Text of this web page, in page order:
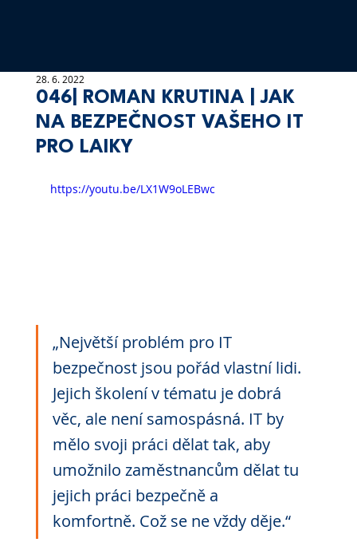
046| ROMAN KRUTINA | JAK
NA BEZPEČNOST VAŠEHO IT
PRO LAIKY
28. 6. 2022
https://youtu.be/LX1W9oLEBwc
„Největší problém pro IT
bezpečnost jsou pořád vlastní lidi.
Jejich školení v tématu je dobrá
věc, ale není samospásná. IT by
mělo svoji práci dělat tak, aby
umožnilo zaměstnancům dělat tu
jejich práci bezpečně a
komfortně. Což se ne vždy děje.“